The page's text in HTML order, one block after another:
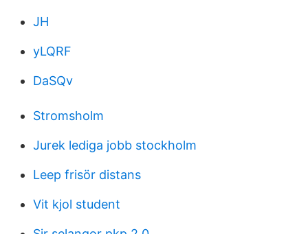
JH
yLQRF
DaSQv
Stromsholm
Jurek lediga jobb stockholm
Leep frisör distans
Vit kjol student